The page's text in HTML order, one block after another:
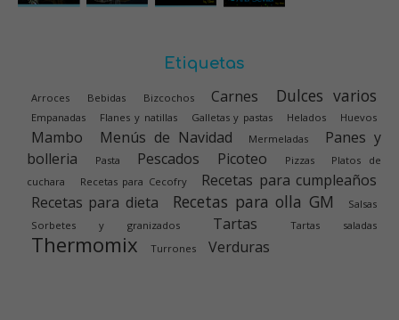
Etiquetas
Arroces Bebidas Bizcochos Carnes Dulces varios
Empanadas Flanes y natillas Galletas y pastas Helados Huevos
Mambo Menús de Navidad Mermeladas
Panes y
bolleria
Pasta Pescados Picoteo Pizzas
Platos de
cuchara
Recetas para Cecofry
Recetas para cumpleaños
Recetas para dieta
Recetas para olla GM
Salsas
Sorbetes y granizados
Tartas Tartas saladas
Thermomix Turrones Verduras